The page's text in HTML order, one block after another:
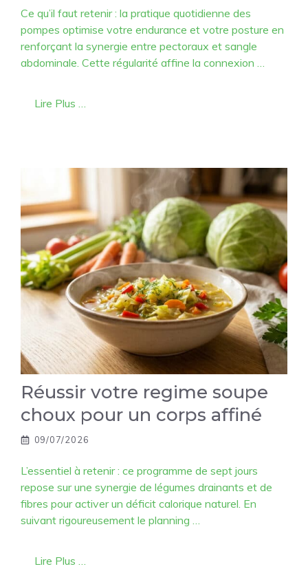
Ce qu’il faut retenir : la pratique quotidienne des
pompes optimise votre endurance et votre posture en
renforçant la synergie entre pectoraux et sangle
abdominale. Cette régularité affine la connexion …
Lire Plus …
Réussir votre regime soupe
choux pour un corps affiné
09/07/2026
L’essentiel à retenir : ce programme de sept jours
repose sur une synergie de légumes drainants et de
fibres pour activer un déficit calorique naturel. En
suivant rigoureusement le planning …
Lire Plus …